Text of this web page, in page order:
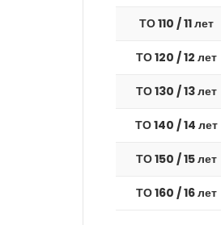
ТО 110 / 11 лет
ТО 120 / 12 лет
ТО 130 / 13 лет
ТО 140 / 14 лет
ТО 150 / 15 лет
ТО 160 / 16 лет